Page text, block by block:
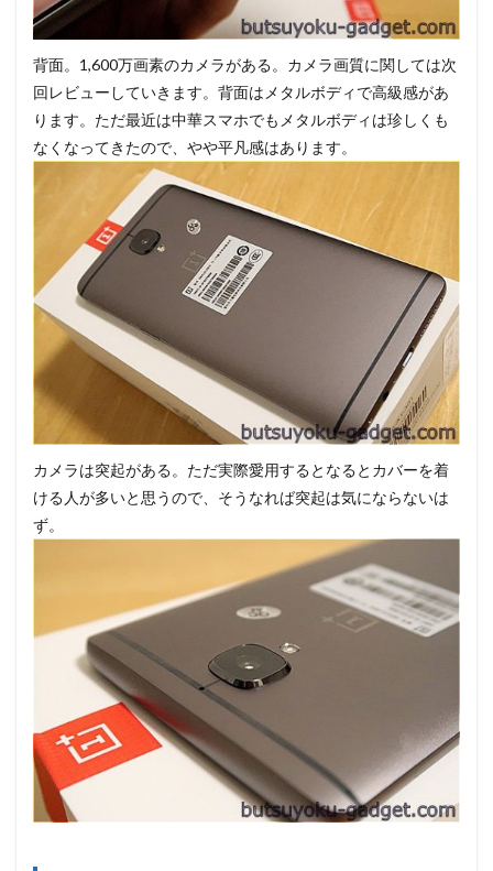
背面。1,600万画素のカメラがある。カメラ画質に関しては次
回レビューしていきます。背面はメタルボディで高級感があ
ります。ただ最近は中華スマホでもメタルボディは珍しくも
なくなってきたので、やや平凡感はあります。
カメラは突起がある。ただ実際愛用するとなるとカバーを着
ける人が多いと思うので、そうなれば突起は気にならないは
ず。